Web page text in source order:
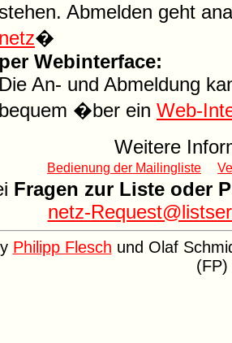
stehen. Abmelden geht
netz�
per Webinterface:
Die An- und Abmeldung
bequem �ber ein Web-
Weitere
Bedienung der Mailingliste
Fragen zur Liste oder
netz-
Philipp Flesch und Olaf
(FP)